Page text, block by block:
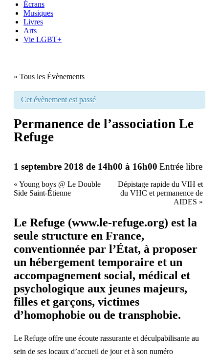
Écrans
Musiques
Livres
Arts
Vie LGBT+
« Tous les Évènements
Cet évènement est passé
Permanence de l’association Le
Refuge
1 septembre 2018 de 14h00 à 16h00 Entrée libre
« Young boys @ Le Double
Side Saint-Étienne
Dépistage rapide du VIH et
du VHC et permanence de
AIDES »
Le Refuge (www.le-refuge.org) est la
seule structure en France,
conventionnée par l’État, à proposer
un hébergement temporaire et un
accompagnement social, médical et
psychologique aux jeunes majeurs,
filles et garçons, victimes
d’homophobie ou de transphobie.
Le Refuge offre une écoute rassurante et déculpabilisante au
sein de ses locaux d’accueil de jour et à son numéro